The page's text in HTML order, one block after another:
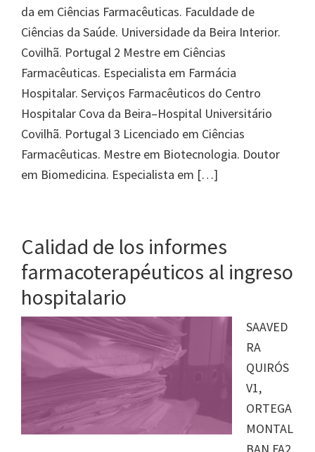
da em Ciências Farmacêuticas. Faculdade de
Ciências da Saúde. Universidade da Beira Interior.
Covilhã. Portugal 2 Mestre em Ciências
Farmacêuticas. Especialista em Farmácia
Hospitalar. Serviços Farmacêuticos do Centro
Hospitalar Cova da Beira–Hospital Universitário
Covilhã. Portugal 3 Licenciado em Ciências
Farmacêuticas. Mestre em Biotecnologia. Doutor
em Biomedicina. Especialista em […]
Calidad de los informes
farmacoterapéuticos al ingreso
hospitalario
SAAVED
RA
QUIRÓS
V1,
ORTEGA
MONTAL